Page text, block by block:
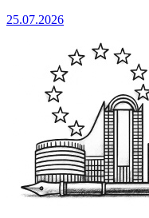
25.07.2026